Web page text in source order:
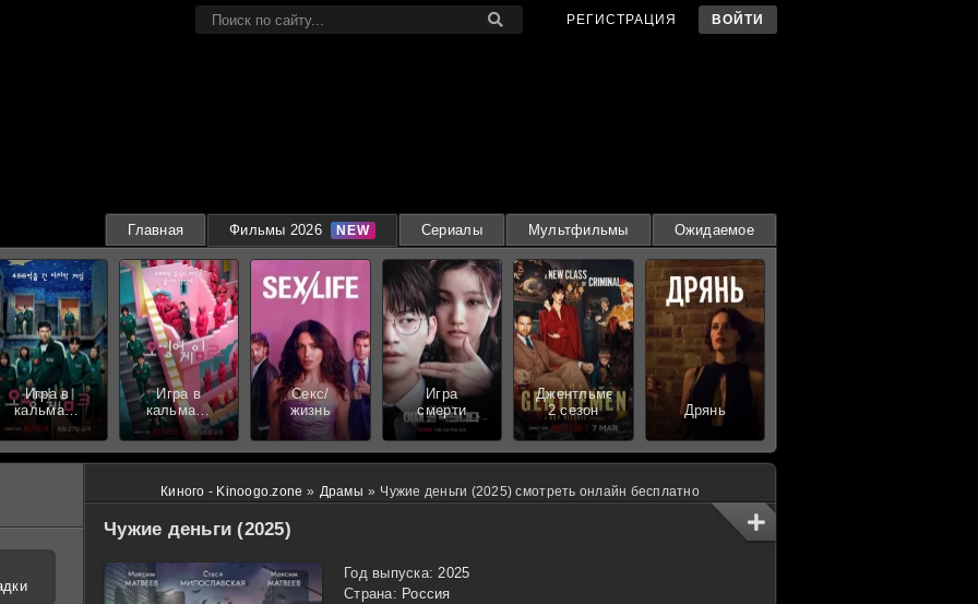
РЕГИСТРАЦИЯ ВОЙТИ
Главная Фильмы 2026 Сериалы Мультфильмы Ожидаемое
Игра в
кальмара
3 сезон
Игра в
кальмара
2 сезон
Секс/
жизнь
Игра
смерти
Джентльмены
2 сезон
Дрянь
Киного - Kinoogo.zone » Драмы » Чужие деньги (2025) смотреть онлайн бесплатно
Чужие деньги (2025)
Год выпуска: 2025
Страна: Россия